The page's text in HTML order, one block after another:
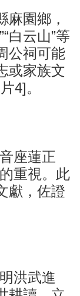
麻園鄉，
白云山”等
公祠可能
或家族文
4]。
座蓮正
重視。此
獻，佐證
洪武進